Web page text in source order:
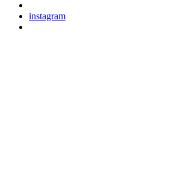
instagram